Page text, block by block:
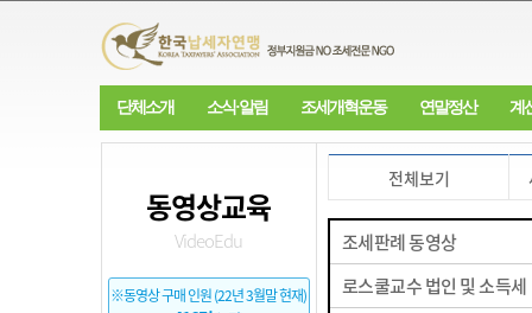
단체소개 소식·알림 조세개혁운동 연말정산 계
동영상교육
VideoEdu
※동영상 구매 인원 (22년 3월말 현재)
전체보기
조세판례 동영상
로스쿨교수 법인 및 소득세